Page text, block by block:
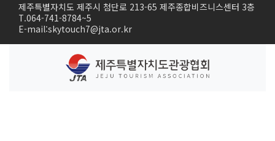
제주특별자치도 제주시 첨단로 213-65 제주종합비즈니스센터 3층
T.064-741-8784~5
E-mail:skytouch7@jta.or.kr